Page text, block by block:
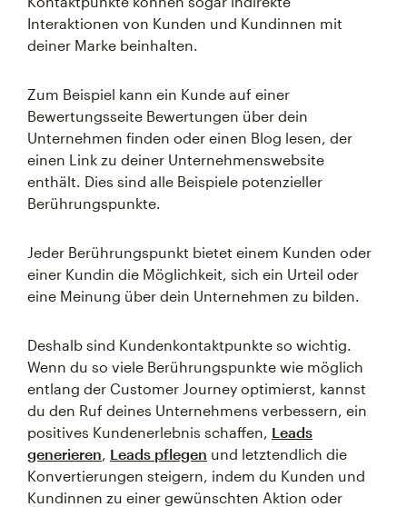
Interaktionen von Kunden und Kundinnen mit
deiner Marke beinhalten.
Zum Beispiel kann ein Kunde auf einer
Bewertungsseite Bewertungen über dein
Unternehmen finden oder einen Blog lesen, der
einen Link zu deiner Unternehmenswebsite
enthält. Dies sind alle Beispiele potenzieller
Berührungspunkte.
Jeder Berührungspunkt bietet einem Kunden oder
einer Kundin die Möglichkeit, sich ein Urteil oder
eine Meinung über dein Unternehmen zu bilden.
Deshalb sind Kundenkontaktpunkte so wichtig.
Wenn du so viele Berührungspunkte wie möglich
entlang der Customer Journey optimierst, kannst
du den Ruf deines Unternehmens verbessern, ein
positives Kundenerlebnis schaffen, Leads
generieren, Leads pflegen und letztendlich die
Konvertierungen steigern, indem du Kunden und
Kundinnen zu einer gewünschten Aktion oder